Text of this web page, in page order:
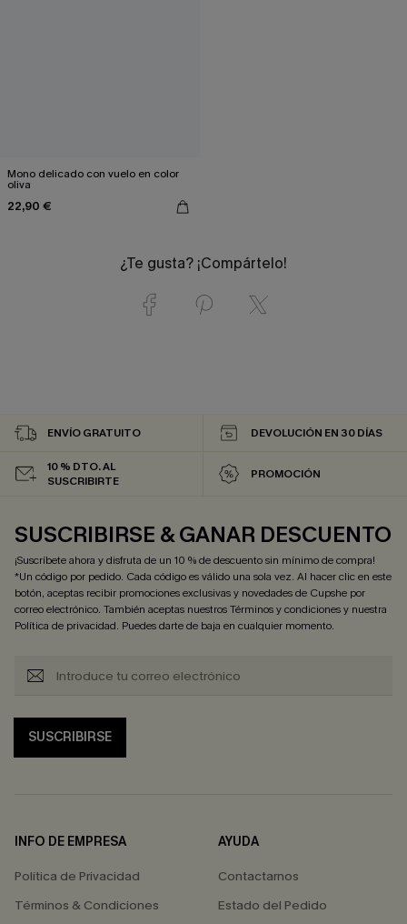
Mono delicado con vuelo en color
oliva
22,90 €
¿Te gusta? ¡Compártelo!
ENVÍO GRATUITO DEVOLUCIÓN EN 30 DÍAS
10 % DTO. AL
SUSCRIBIRTE
PROMOCIÓN
SUSCRIBIRSE & GANAR DESCUENTO
¡Suscríbete ahora y disfruta de un 10 % de descuento sin mínimo de compra!
*Un código por pedido. Cada código es válido una sola vez. Al hacer clic en este
botón, aceptas recibir promociones exclusivas y novedades de Cupshe por
correo electrónico. También aceptas nuestrosTérminos y condicionesy nuestra
Política de privacidad. Puedes darte de baja en cualquier momento.
SUSCRIBIRSE
INFO DE EMPRESA
Política de Privacidad
Términos & Condiciones
AYUDA
Contactarnos
Estado del Pedido